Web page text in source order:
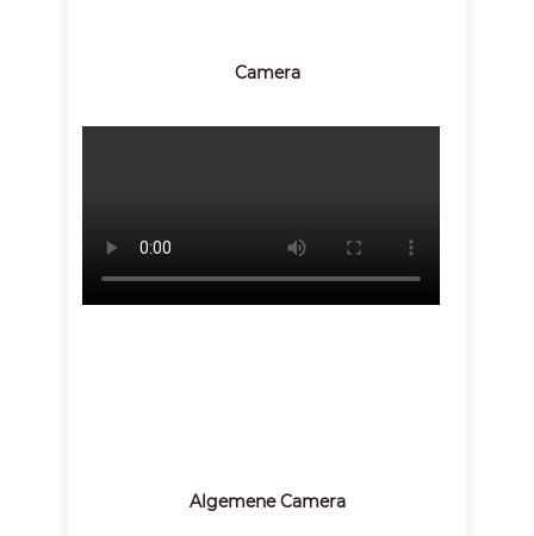
Camera
Algemene Camera